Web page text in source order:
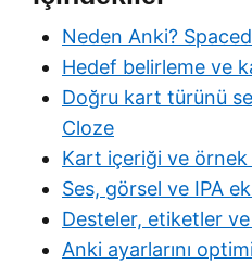
Neden Anki?
Hedef belirleme ve
Doğru kart türünü
Cloze
Kart içeriği ve örnek
Ses, görsel ve IPA
Desteler, etiketler
Anki ayarlarını